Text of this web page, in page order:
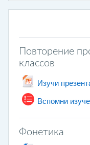
Повторение
классов
Изучи
Вспомни
Фонетика